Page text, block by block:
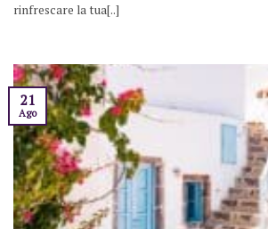
rinfrescare la tua[..]
21
Ago